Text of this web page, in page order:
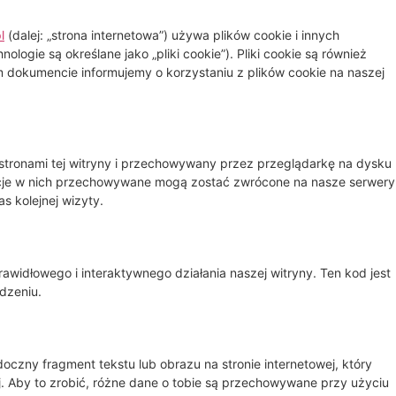
(dalej: „strona internetowa”) używa plików cookie i innych
są określane jako „pliki cookie”). Pliki cookie są również
informujemy o korzystaniu z plików cookie na naszej
tej witryny i przechowywany przez przeglądarkę na dysku
w nich przechowywane mogą zostać zwrócone na nasze serwery
kolejnej wizyty.
i interaktywnego działania naszej witryny. Ten kod jest
fragment tekstu lub obrazu na stronie internetowej, który
Aby to zrobić, różne dane o tobie są przechowywane przy użyciu